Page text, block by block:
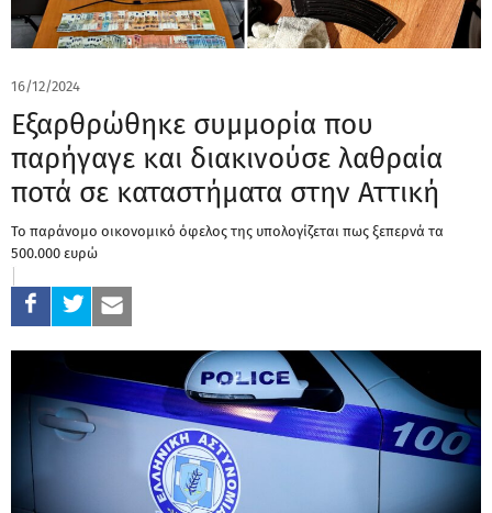
16/12/2024
Εξαρθρώθηκε συμμορία που
παρήγαγε και διακινούσε λαθραία
ποτά σε καταστήματα στην Αττική
Το παράνομο οικονομικό όφελος της υπολογίζεται πως ξεπερνά τα
500.000 ευρώ